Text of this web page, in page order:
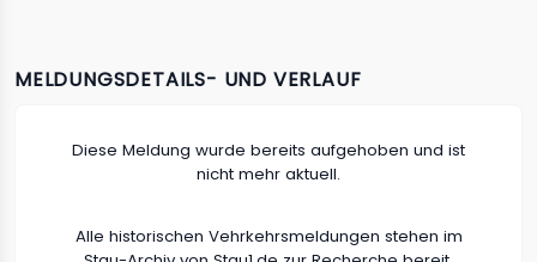
MELDUNGSDETAILS- UND VERLAUF
Diese Meldung wurde bereits aufgehoben und ist
nicht mehr aktuell.
Alle historischen Vehrkehrsmeldungen stehen im